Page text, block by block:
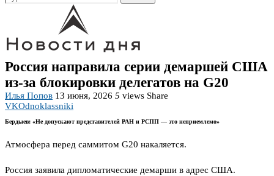
Россия направила серии демаршей США
из-за блокировки делегатов на G20
Илья Попов 13 июня, 2026 5 views Share
VKOdnoklassniki
Бердыев: «Не допускают представителей РАН и РСПП — это неприемлемо»
Атмосфера перед саммитом G20 накаляется.
Россия заявила дипломатические демарши в адрес США.